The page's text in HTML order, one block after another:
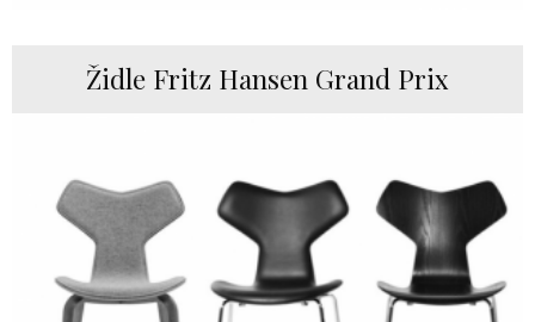
Židle Fritz Hansen Grand Prix